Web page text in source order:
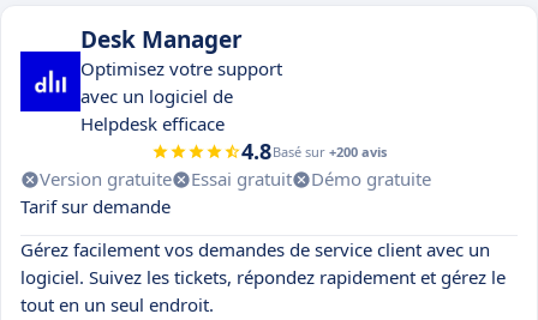
Desk Manager
Optimisez votre support
avec un logiciel de
Helpdesk efficace
4.8Basé sur +200 avis
Version gratuite Essai gratuit
Démo gratuite
Tarif sur demande
Gérez facilement vos demandes de service client avec un
logiciel. Suivez les tickets, répondez rapidement et gérez le
tout en un seul endroit.